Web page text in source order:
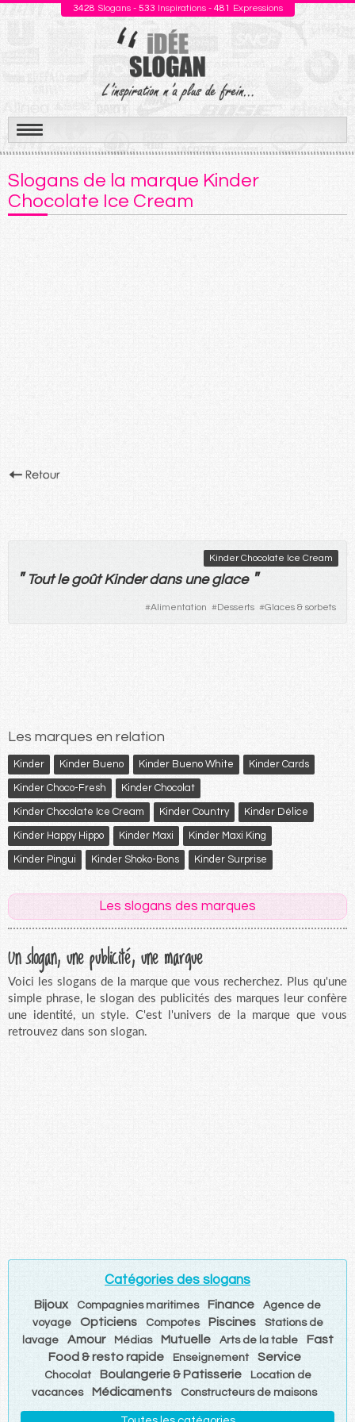
3428 Slogans - 533 Inspirations - 481 Expressions
Aller
au
contenu
Slogans de la marque Kinder
Chocolate Ice Cream
Kinder Chocolate Ice Cream
" Tout le goûtKinderdans une glace "
#Alimentation #Desserts #Glaces & sorbets
Les marques en relation
Kinder Kinder Bueno Kinder Bueno White Kinder Cards
Kinder Choco-Fresh Kinder Chocolat
Kinder Chocolate Ice Cream Kinder Country Kinder Délice
Kinder Happy Hippo Kinder Maxi Kinder Maxi King
Kinder Pingui Kinder Shoko-Bons Kinder Surprise
Les slogans des marques
Un slogan, une publicité, une marque
Voici les slogans de la marque que vous recherchez. Plus qu'une
simple phrase, le slogan des publicités des marques leur confère
une identité, un style. C'est l'univers de la marque que vous
retrouvez dans son slogan.
Catégories des slogans
Bijoux Compagnies maritimes Finance
Agence de
voyage
Opticiens Compotes Piscines
Stations de
lavage
Amour Médias Mutuelle Arts de la table
Fast
Food & resto rapide
Enseignement Service
Chocolat Boulangerie & Patisserie
Location de
vacances
Médicaments Constructeurs de maisons